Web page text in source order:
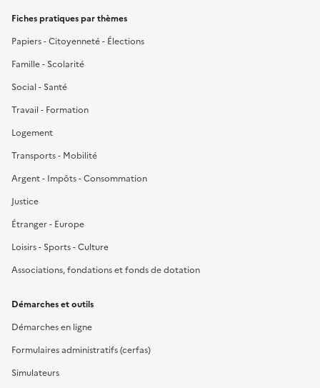
Fiches pratiques par thèmes
Papiers - Citoyenneté - Élections
Famille - Scolarité
Social - Santé
Travail - Formation
Logement
Transports - Mobilité
Argent - Impôts - Consommation
Justice
Étranger - Europe
Loisirs - Sports - Culture
Associations, fondations et fonds de dotation
Démarches et outils
Démarches en ligne
Formulaires administratifs (cerfas)
Simulateurs